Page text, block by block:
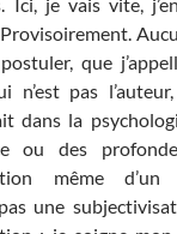
que
n’est pas
dans la
ou des
même
une